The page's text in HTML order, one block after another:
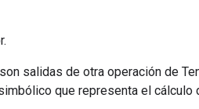
salidas de otra operación de
que representa el cálculo